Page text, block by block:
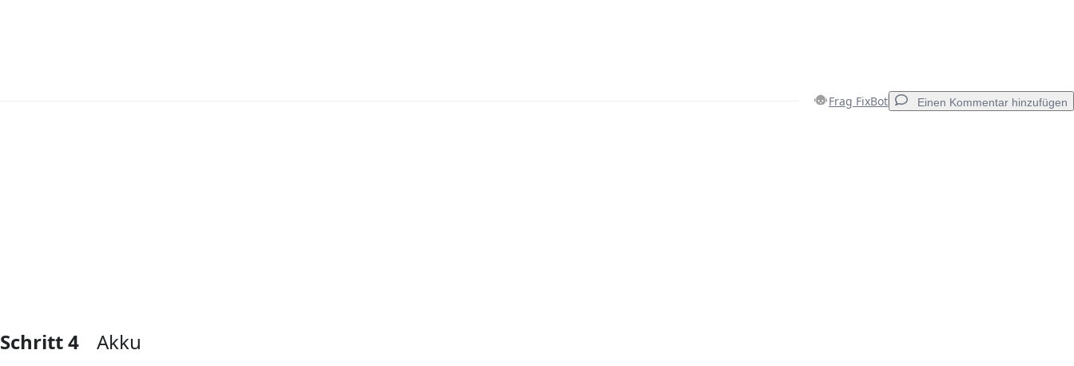
Frag FixBot Einen Kommentar hinzufügen
Schritt 4 Akku